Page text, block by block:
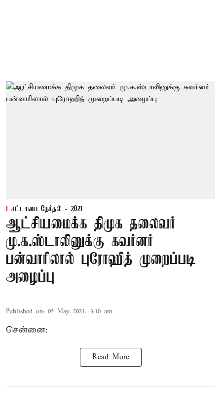
சட்டசபை தேர்தல் - 2021
ஆட்சியமைக்க திமுக தலைவர்
மு.க.ஸ்டாலினுக்கு கவர்னர்
பன்வாரிலால் புரோஹித் முறைப்படி
அழைப்பு
Published on: 05 May 2021, 3:10 am
சென்னை:
Read More